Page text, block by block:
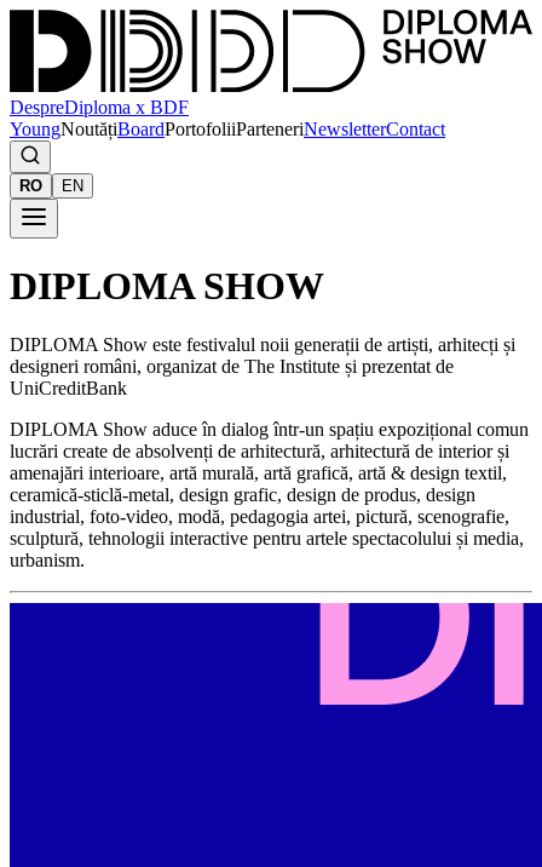
DespreDiploma x BDF
YoungNoutățiBoardPortofoliiParteneriNewsletterContact
RO EN
DIPLOMA SHOW
DIPLOMA Show este festivalul noii generații de artiști, arhitecți și
designeri români, organizat de The Institute și prezentat de
UniCreditBank
DIPLOMA Show aduce în dialog într-un spațiu expozițional comun
lucrări create de absolvenți de arhitectură, arhitectură de interior și
amenajări interioare, artă murală, artă grafică, artă & design textil,
ceramică-sticlă-metal, design grafic, design de produs, design
industrial, foto-video, modă, pedagogia artei, pictură, scenografie,
sculptură, tehnologii interactive pentru artele spectacolului și media,
urbanism.